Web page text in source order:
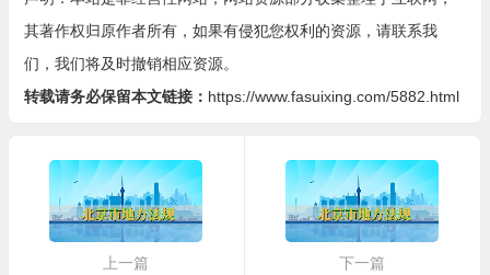
其著作权归原作者所有，如果有侵犯您权利的资源，请联系我
们，我们将及时撤销相应资源。
转载请务必保留本文链接： https://www.fasuixing.com/5882.html
上一篇
下一篇